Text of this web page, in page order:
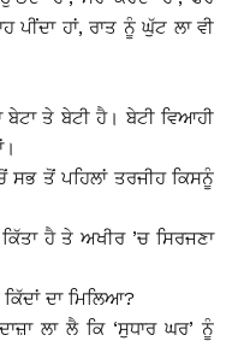
ਪੀਂਦਾ ਹਾਂ, ਰਾਤ ਨੂੰ ਘੁੱਟ ਲਾ ਵੀ
ਬੇਟਾ ਤੇ ਬੇਟੀ ਹੈ। ਬੇਟੀ ਵਿਆਹੀ
ਸਭ ਤੋਂ ਪਹਿਲਾਂ ਤਰਜੀਹ ਕਿਸਨੂੰ
ਹੈ ਤੇ ਅਖੀਰ ’ਚ ਸਿਰਜਣਾ
ਦਾ ਮਿਲਿਆ?
ਲਾ ਲੈ ਕਿ ‘ਸੁਧਾਰ ਘਰ’ ਨੂੰ